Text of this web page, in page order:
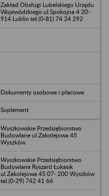
Zakład Obsługi Lubelskiego Urzędu
Wojewódzkiego ul.Spokojna 4 20-
914 Lublin tel.(0-81) 74 24 292
Dokumenty osobowe i płacowe
Suplement
Wyszkowskie Przedsiębiorstwo
Budowlane ul.Zakolejowa 45
Wyszków
Wyszkowskie Przedsiębiorstwo
Budowlane Ryszard Łukasik
ul.Zakolejowa 45 07- 200 Wyszków
tel.(0-29) 742 41 66